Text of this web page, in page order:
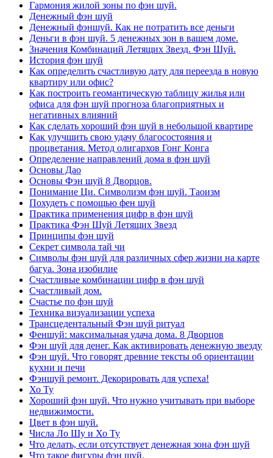
Гармония жилой зоны по фэн шуй.
Денежный фэн шуй
Денежный фэншуй. Как не потратить все деньги
Деньги в фэн шуй. 5 денежных зон в вашем доме.
Значения Комбинаций Летящих Звезд. Фэн Шуй.
История фэн шуй
Как определить счастливую дату для переезда в новую
квартиру или офис?
Как построить геомантическую таблицу жилья или
офиса для фэн шуй прогноза благоприятных и
негативных влияний
Как сделать хороший фэн шуй в небольшой квартире
Как улучшить свою удачу благосостояния и
процветания. Метод олигархов Гонг Конга
Определение направлений дома в фэн шуй
Основы Дао
Основы Фэн шуй 8 Дворцов.
Понимание Ци. Символизм фэн шуй. Таоизм
Похудеть с помощью фен шуй
Практика применения цифр в фэн шуй
Практика Фэн Шуй Летящих Звезд
Принципы фэн шуй
Секрет символа тай чи
Символы фэн шуй для различных сфер жизни на карте
багуа. Зона изобилие
Счастливые комбинации цифр в фэн шуй
Счастливый дом.
Счастье по фэн шуй
Техника визуализации успеха
Трансцедентальный Фэн шуй ритуал
Феншуй: максимальная удача дома. 8 Дворцов
Фэн шуй для денег. Как активировать денежную звезду
Фэн шуй. Что говорят древние тексты об ориентации
кухни и печи
Фэншуй ремонт. Декорировать для успеха!
Хо Ту
Хороший фэн шуй. Что нужно учитывать при выборе
недвижимости.
Цвет в фэн шуй.
Числа Ло Шу и Хо Ту
Что делать, если отсутствует денежная зона фэн шуй
Что такое фигуры фэн шуй.